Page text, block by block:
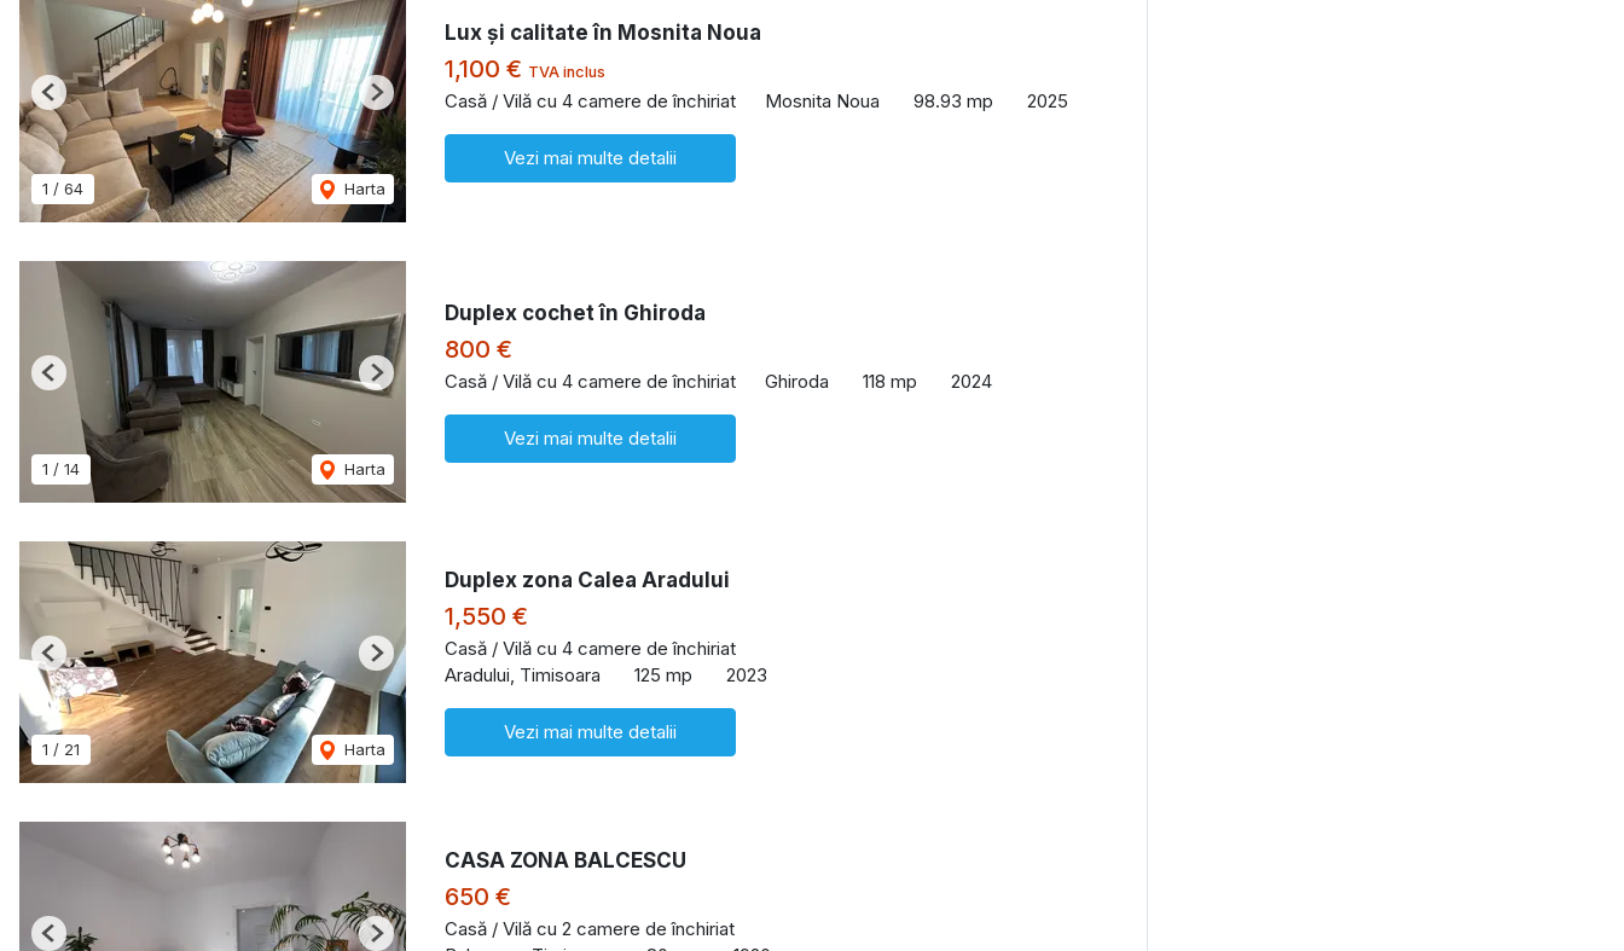
1 / 64 Harta
Previous Next
Lux și calitate în Mosnita Noua
1,100 € TVA inclus
Casă / Vilă cu 4 camere de închiriat Mosnita Noua 98.93 mp 2025
Vezi mai multe detalii
1 / 14 Harta
Previous Next
Duplex cochet în Ghiroda
800 €
Casă / Vilă cu 4 camere de închiriat Ghiroda 118 mp 2024
Vezi mai multe detalii
1 / 21 Harta
Previous Next
Duplex zona Calea Aradului
1,550 €
Casă / Vilă cu 4 camere de închiriat
Aradului, Timisoara
125 mp 2023
Vezi mai multe detalii
Previous Next
CASA ZONA BALCESCU
650 €
Casă / Vilă cu 2 camere de închiriat